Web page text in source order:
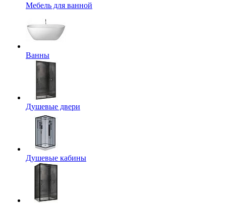
Мебель для ванной
Ванны
Душевые двери
Душевые кабины